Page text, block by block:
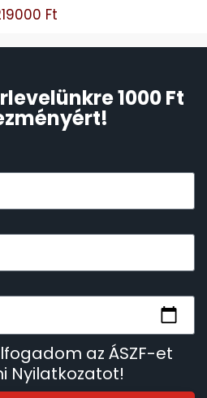
Ft
1000 Ft
az ÁSZF-et
Nyilatkozatot!